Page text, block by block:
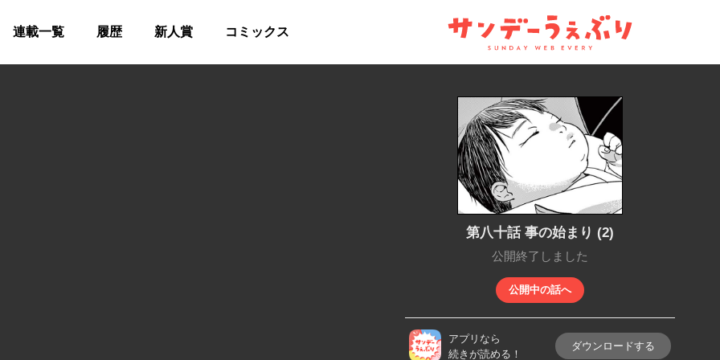
サンデーうぇぶり
連載一覧 履歴 新人賞 コミックス
第八十話 事の始まり (2)
公開終了しました
公開中の話へ
アプリなら
続きが読める！
ダウンロードする